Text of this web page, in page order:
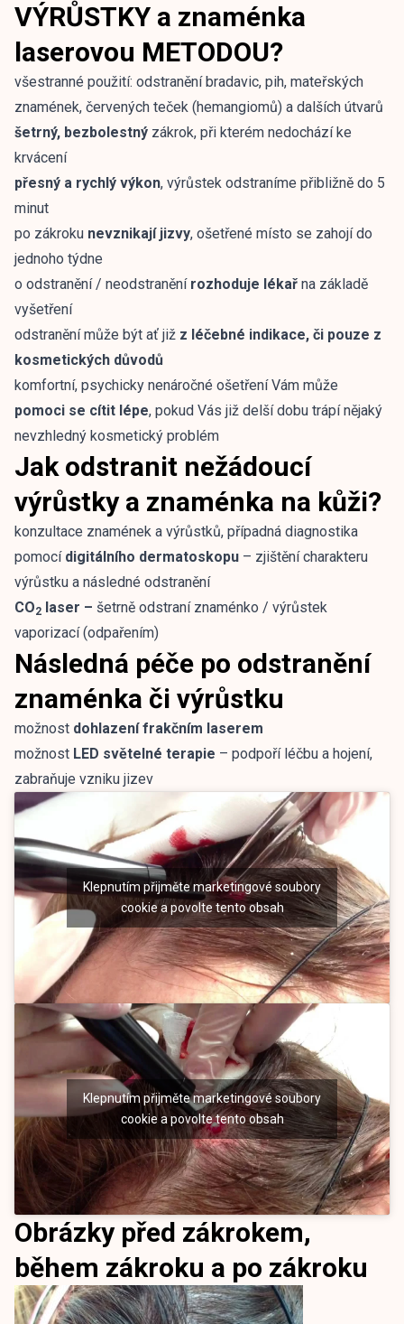
VÝRŮSTKY a znaménka
laserovou METODOU?
všestranné použití: odstranění bradavic, pih, mateřských
znamének, červených teček (hemangiomů) a dalších útvarů
šetrný, bezbolestný zákrok, při kterém nedochází ke
krvácení
přesný a rychlý výkon, výrůstek odstraníme přibližně do 5
minut
po zákroku nevznikají jizvy, ošetřené místo se zahojí do
jednoho týdne
o odstranění / neodstranění rozhoduje lékař na základě
vyšetření
odstranění může být ať již z léčebné indikace, či pouze z
kosmetických důvodů
komfortní, psychicky nenáročné ošetření Vám může
pomoci se cítit lépe, pokud Vás již delší dobu trápí nějaký
nevzhledný kosmetický problém
​Jak odstranit nežádoucí
výrůstky a znaménka na kůži?
konzultace znamének a výrůstků, případná diagnostika
pomocídigitálního dermatoskopu – zjištění charakteru
výrůstku a následné odstranění
CO2 laser – šetrně odstraní znaménko / výrůstek
vaporizací (odpařením)
Následná péče po odstranění
znaménka či výrůstku
možnost dohlazení frakčním laserem
možnost LED světelné terapie – podpoří léčbu a hojení,
zabraňuje vzniku jizev
Klepnutím přijměte marketingové soubory
cookie a povolte tento obsah
Klepnutím přijměte marketingové soubory
cookie a povolte tento obsah
Obrázky před zákrokem,
během zákroku a po zákroku